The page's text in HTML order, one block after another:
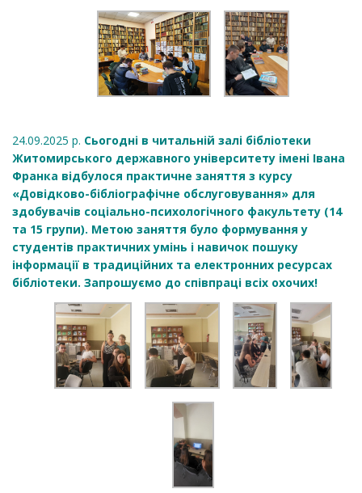
24.09.2025 р. Сьогодні в читальній залі бібліотеки
Житомирського державного університету імені Івана
Франка відбулося практичне заняття з курсу
«Довідково-бібліографічне обслуговування» для
здобувачів соціально-психологічного факультету (14
та 15 групи). Метою заняття було формування у
студентів практичних умінь і навичок пошуку
інформації в традиційних та електронних ресурсах
бібліотеки. Запрошуємо до співпраці всіх охочих!